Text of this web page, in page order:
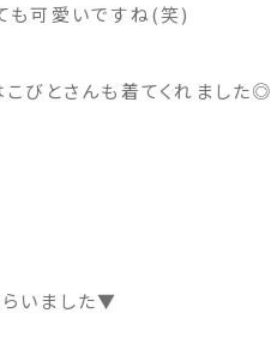
も可愛いですね(笑)
こびとさんも着てくれました◎
いました▼